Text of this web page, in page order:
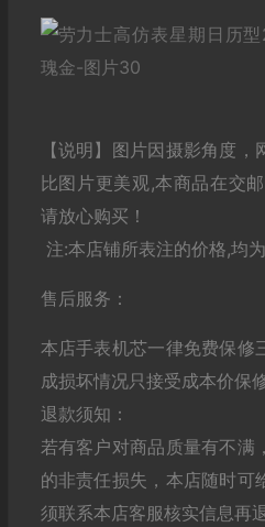
【说明】图片因摄影角度
比图片更美观,本商品在交
请放心购买！
注:本店铺所表注的价格,均
售后服务：
本店手表机芯一律免费保修
成损坏情况只接受成本价保
退款须知：
若有客户对商品质量有不满
的非责任损失，本店随时可
须联系本店客服核实信息再